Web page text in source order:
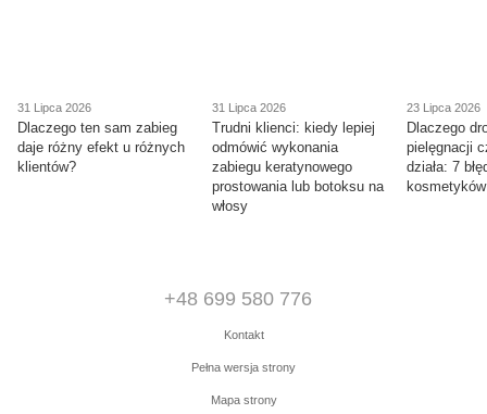
31 Lipca 2026
Dlaczego ten sam zabieg
daje różny efekt u różnych
klientów?
31 Lipca 2026
Trudni klienci: kiedy lepiej
odmówić wykonania
zabiegu keratynowego
prostowania lub botoksu na
włosy
23 Lipca 2026
Dlaczego
pielęgnacji
działa: 7
kosmetyków
+48 699 580 776
Kontakt
Pełna wersja strony
Mapa strony